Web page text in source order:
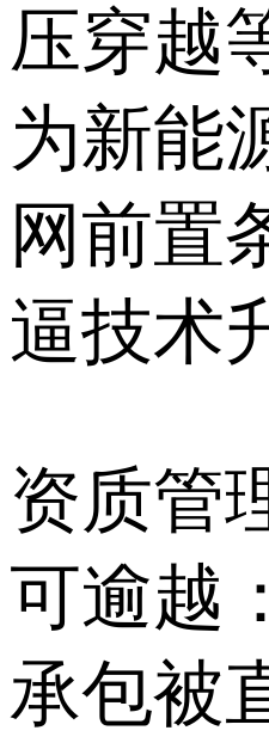
压穿越
为新能
网前置
逼技术
资质管
可逾越
承包被